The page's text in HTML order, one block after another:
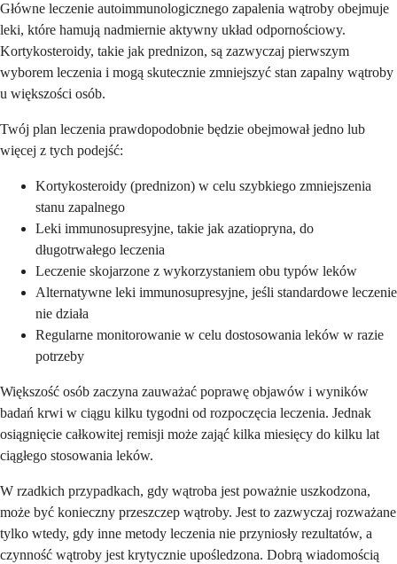
Główne leczenie autoimmunologicznego zapalenia wątroby obejmuje
leki, które hamują nadmiernie aktywny układ odpornościowy.
Kortykosteroidy, takie jak prednizon, są zazwyczaj pierwszym
wyborem leczenia i mogą skutecznie zmniejszyć stan zapalny wątroby
u większości osób.
Twój plan leczenia prawdopodobnie będzie obejmował jedno lub
więcej z tych podejść:
Kortykosteroidy (prednizon) w celu szybkiego zmniejszenia
stanu zapalnego
Leki immunosupresyjne, takie jak azatiopryna, do
długotrwałego leczenia
Leczenie skojarzone z wykorzystaniem obu typów leków
Alternatywne leki immunosupresyjne, jeśli standardowe leczenie
nie działa
Regularne monitorowanie w celu dostosowania leków w razie
potrzeby
Większość osób zaczyna zauważać poprawę objawów i wyników
badań krwi w ciągu kilku tygodni od rozpoczęcia leczenia. Jednak
osiągnięcie całkowitej remisji może zająć kilka miesięcy do kilku lat
ciągłego stosowania leków.
W rzadkich przypadkach, gdy wątroba jest poważnie uszkodzona,
może być konieczny przeszczep wątroby. Jest to zazwyczaj rozważane
tylko wtedy, gdy inne metody leczenia nie przyniosły rezultatów, a
czynność wątroby jest krytycznie upośledzona. Dobrą wiadomością